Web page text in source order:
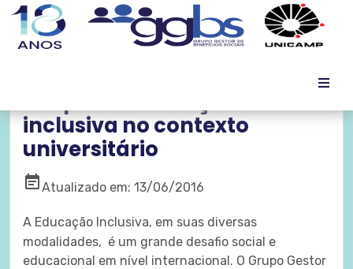
inclusiva no contexto
universitário
event_noteAtualizado em: 13/06/2016
A Educação Inclusiva, em suas diversas
modalidades, é um grande desafio social e
educacional em nível internacional. O Grupo Gestor